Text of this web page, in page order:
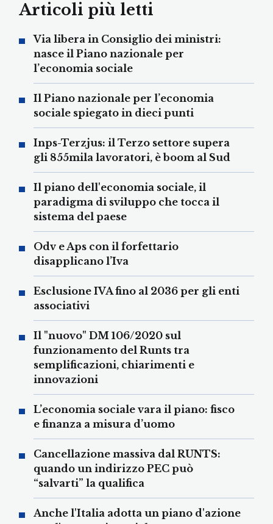
Articoli più letti
Via libera in Consiglio dei ministri:
nasce il Piano nazionale per
l’economia sociale
Il Piano nazionale per l’economia
sociale spiegato in dieci punti
Inps-Terzjus: il Terzo settore supera
gli 855mila lavoratori, è boom al Sud
Il piano dell'economia sociale, il
paradigma di sviluppo che tocca il
sistema del paese
Odv e Aps con il forfettario
disapplicano l’Iva
Esclusione IVA fino al 2036 per gli enti
associativi
Il "nuovo" DM 106/2020 sul
funzionamento del Runts tra
semplificazioni, chiarimenti e
innovazioni
L’economia sociale vara il piano: fisco
e finanza a misura d’uomo
Cancellazione massiva dal RUNTS:
quando un indirizzo PEC può
“salvarti” la qualifica
Anche l'Italia adotta un piano d'azione